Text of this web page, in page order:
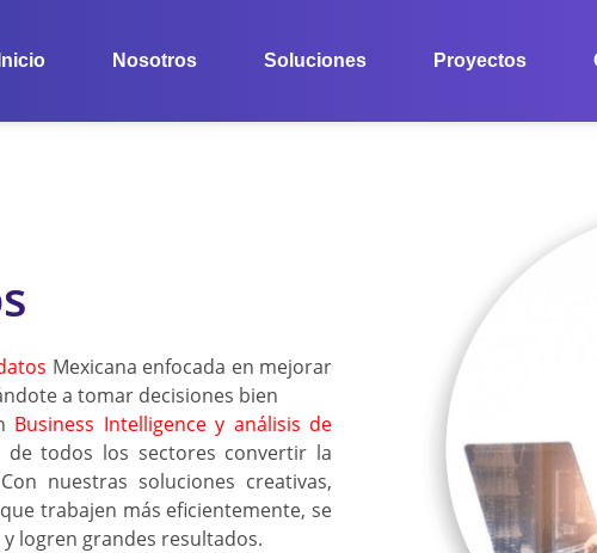
Inicio Nosotros Soluciones Proyectos
Mexicana enfocada en mejorar
a tomar decisiones bien
Business Intelligence y análisis de
todos los sectores convertir la
nuestras soluciones creativas,
trabajen más eficientemente, se
logren grandes resultados.